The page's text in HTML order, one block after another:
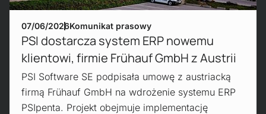
07/06/2026Komunikat prasowy
PSI dostarcza system ERP nowemu
klientowi, firmie Frühauf GmbH z Austrii
PSI Software SE podpisała umowę z austriacką
firmą Frühauf GmbH na wdrożenie systemu ERP
PSIpenta. Projekt obejmuje implementację